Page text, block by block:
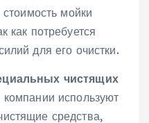
мойки
как потребуется
для его очистки.
чистящих
используют
средства,